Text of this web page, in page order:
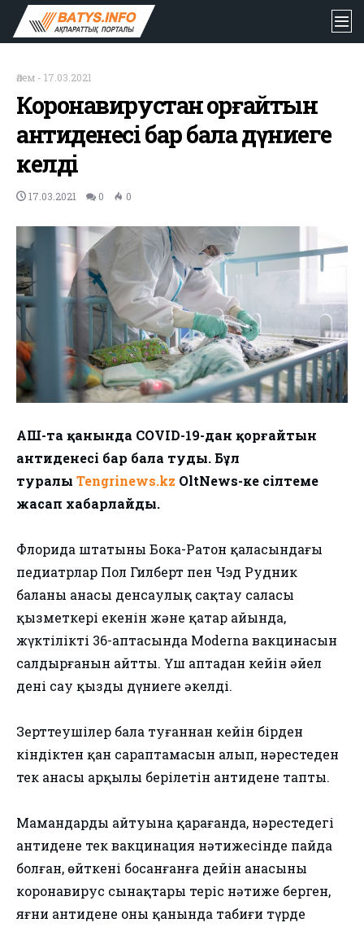
Әлем - 17.03.2021
Коронавирустан қорғайтын
антиденесі бар бала дүниеге
келді
17.03.2021 0 0
АҚШ-та қанында COVID-19-дан қорғайтын
антиденесі бар бала туды. Бұл
туралы Tengrinews.kz OltNews-ке сілтеме
жасап хабарлайды.
Флорида штатының Бока-Ратон қаласындағы
педиатрлар Пол Гилберт пен Чэд Рудник
баланың анасы денсаулық сақтау саласы
қызметкері екенін және қаңтар айында,
жүктіліктің 36-аптасында Moderna вакцинасын
салдырғанын айтты. Үш аптадан кейін әйел
дені сау қызды дүниеге әкелді.
Зерттеушілер бала туғаннан кейін бірден
кіндіктен қан сараптамасын алып, нәрестеден
тек анасы арқылы берілетін антидене тапты.
Мамандардың айтуына қарағанда, нәрестедегі
антидене тек вакцинация нәтижесінде пайда
болған, өйткені босанғанға дейін анасының
коронавирус сынақтары теріс нәтиже берген,
яғни антидене оның қанында табиғи түрде